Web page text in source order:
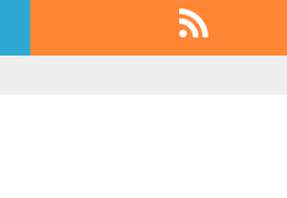
erspüren. Besuchen Sie die